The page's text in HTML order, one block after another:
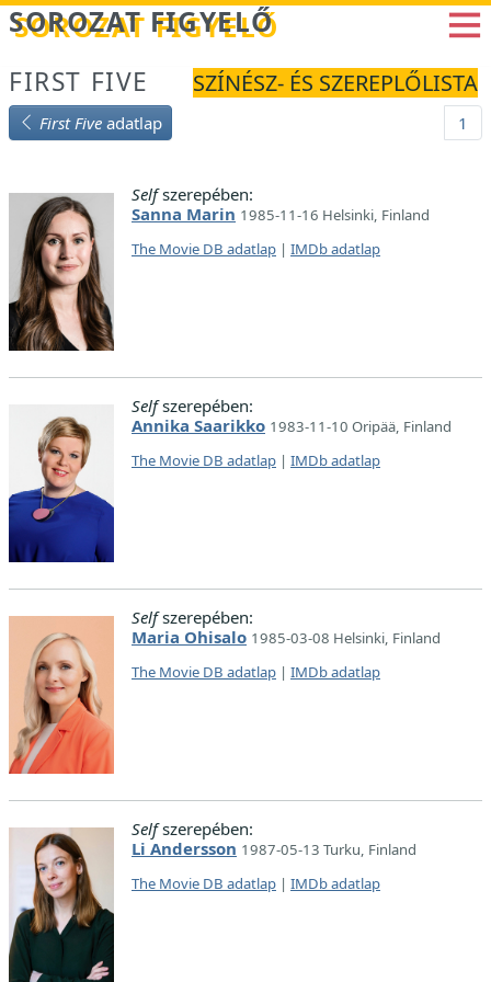
Betöltés...
SOROZAT FIGYELŐ
FIRST FIVE SZÍNÉSZ- ÉS SZEREPLŐLISTA
First Five adatlap 1
Selfszerepében:
Sanna Marin 1985-11-16 Helsinki, Finland
The Movie DB adatlap | IMDb adatlap
Selfszerepében:
Annika Saarikko 1983-11-10 Oripää, Finland
The Movie DB adatlap | IMDb adatlap
Selfszerepében:
Maria Ohisalo 1985-03-08 Helsinki, Finland
The Movie DB adatlap | IMDb adatlap
Selfszerepében:
Li Andersson 1987-05-13 Turku, Finland
The Movie DB adatlap | IMDb adatlap